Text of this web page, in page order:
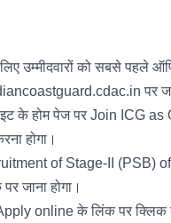
उम्मीदवारों को सबसे पहले
पर
के होम पेज पर Join ICG
होगा।
of Stage-II (PSB)
जाना होगा।
online के लिंक पर क्लिक